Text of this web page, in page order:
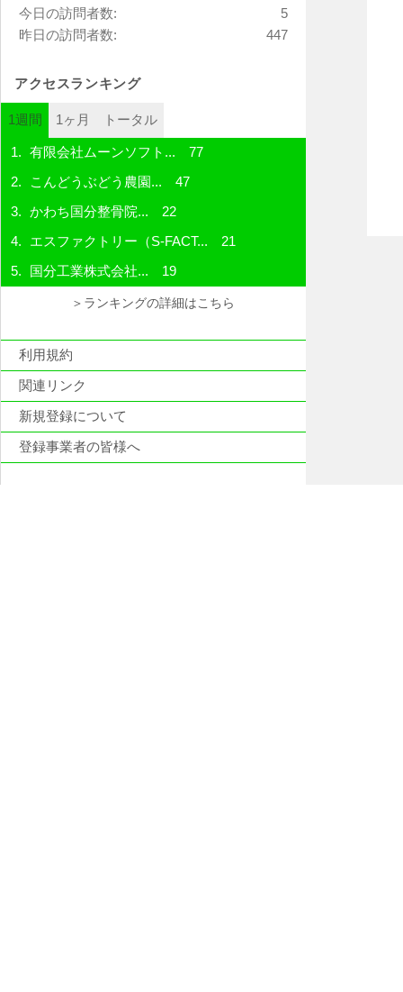
5
今日の訪問者数:
447
昨日の訪問者数:
アクセスランキング
1週間 1ヶ月 トータル
有限会社ムーンソフト... 77
こんどうぶどう農園... 47
かわち国分整骨院... 22
エスファクトリー（S-FACT... 21
国分工業株式会社... 19
＞ランキングの詳細はこちら
利用規約
関連リンク
新規登録について
登録事業者の皆様へ